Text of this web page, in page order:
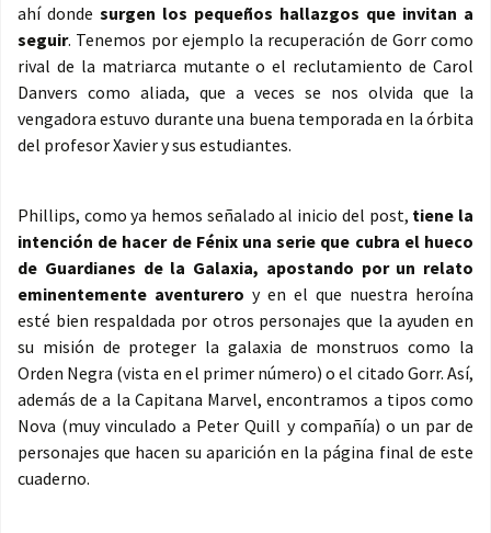
ahí donde surgen los pequeños hallazgos que invitan a
seguir. Tenemos por ejemplo la recuperación de Gorr como
rival de la matriarca mutante o el reclutamiento de Carol
Danvers como aliada, que a veces se nos olvida que la
vengadora estuvo durante una buena temporada en la órbita
del profesor Xavier y sus estudiantes.
Phillips, como ya hemos señalado al inicio del post, tiene la
intención de hacer de Fénix una serie que cubra el hueco
de Guardianes de la Galaxia, apostando por un relato
eminentemente aventurero y en el que nuestra heroína
esté bien respaldada por otros personajes que la ayuden en
su misión de proteger la galaxia de monstruos como la
Orden Negra (vista en el primer número) o el citado Gorr. Así,
además de a la Capitana Marvel, encontramos a tipos como
Nova (muy vinculado a Peter Quill y compañía) o un par de
personajes que hacen su aparición en la página final de este
cuaderno.